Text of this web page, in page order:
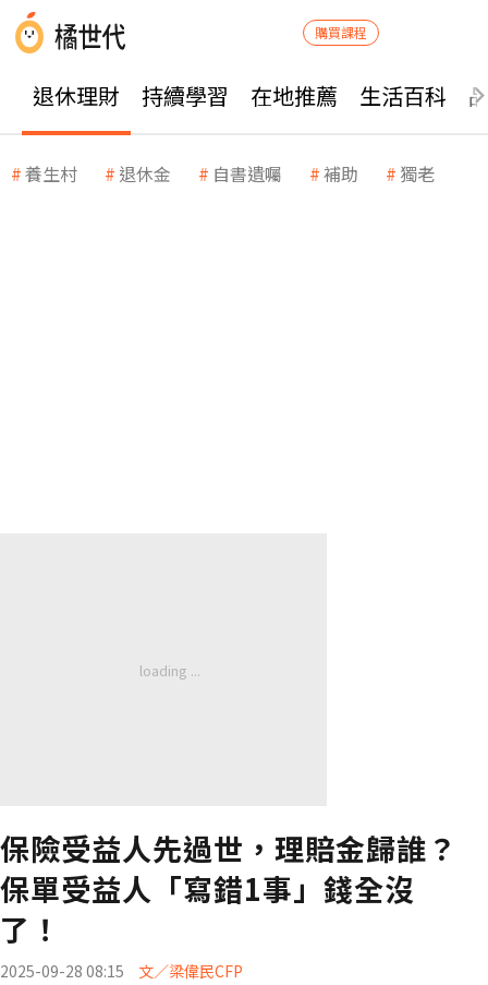
購買課程
退休理財 持續學習 在地推薦 生活百科
養生村 退休金 自書遺囑 補助 獨老
保險受益人先過世，理賠金歸誰？
保單受益人「寫錯1事」錢全沒
了！
2025-09-28 08:15 文／梁偉民CFP